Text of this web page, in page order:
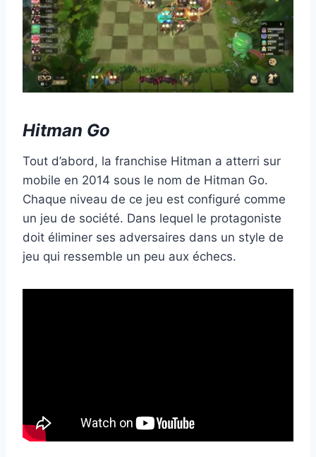
Hitman Go
Tout d’abord, la franchise Hitman a atterri sur
mobile en 2014 sous le nom de Hitman Go.
Chaque niveau de ce jeu est configuré comme
un jeu de société. Dans lequel le protagoniste
doit éliminer ses adversaires dans un style de
jeu qui ressemble un peu aux échecs.